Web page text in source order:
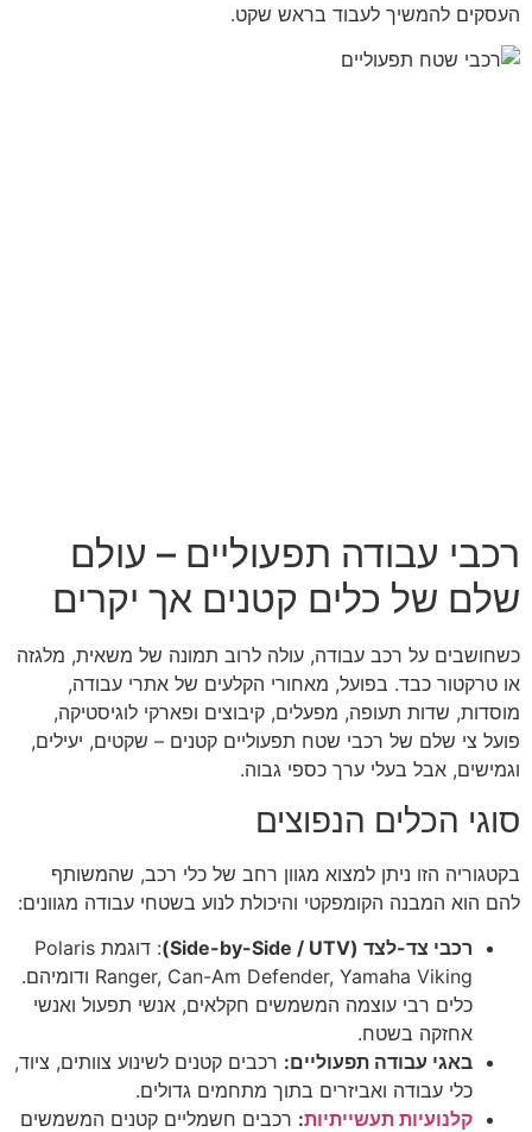
העסקים להמשיך לעבוד בראש שקט.
רכבי עבודה תפעוליים – עולם
שלם של כלים קטנים אך יקרים
כשחושבים על רכב עבודה, עולה לרוב תמונה של משאית, מלגזה
או טרקטור כבד. בפועל, מאחורי הקלעים של אתרי עבודה,
מוסדות, שדות תעופה, מפעלים, קיבוצים ופארקי לוגיסטיקה,
פועל צי שלם של רכבי שטח תפעוליים קטנים – שקטים, יעילים,
וגמישים, אבל בעלי ערך כספי גבוה.
סוגי הכלים הנפוצים
בקטגוריה הזו ניתן למצוא מגוון רחב של כלי רכב, שהמשותף
להם הוא המבנה הקומפקטי והיכולת לנוע בשטחי עבודה מגוונים:
רכבי צד-לצד (Side-by-Side / UTV)
: דוגמת Polaris
Ranger, Can-Am Defender, Yamaha Viking ודומיהם.
כלים רבי עוצמה המשמשים חקלאים, אנשי תפעול ואנשי
אחזקה בשטח.
באגי עבודה תפעוליים: רכבים קטנים לשינוע צוותים, ציוד,
כלי עבודה ואביזרים בתוך מתחמים גדולים.
קלנועיות תעשייתיות: רכבים חשמליים קטנים המשמשים